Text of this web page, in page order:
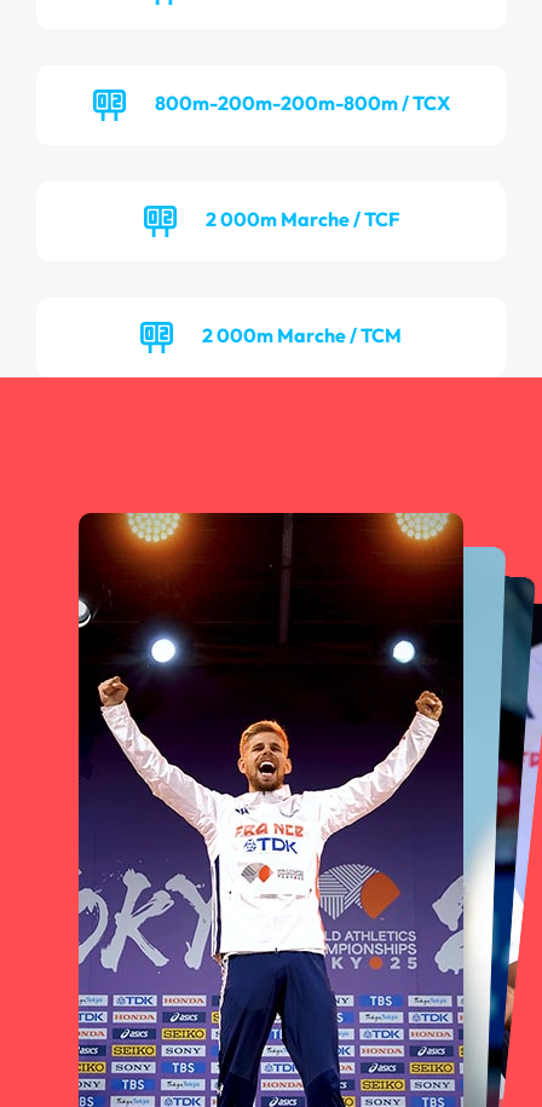
800m-200m-200m-800m / TCX
2 000m Marche / TCF
2 000m Marche / TCM